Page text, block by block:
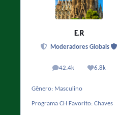
E.R
Moderadores Globais
42.4k
posts 6.8k
Reputação
Gênero: Masculino
Programa CH Favorito: Chaves